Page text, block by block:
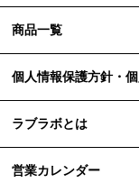
商品一覧
個人情報保護方針・
ラブラボとは
営業カレンダー